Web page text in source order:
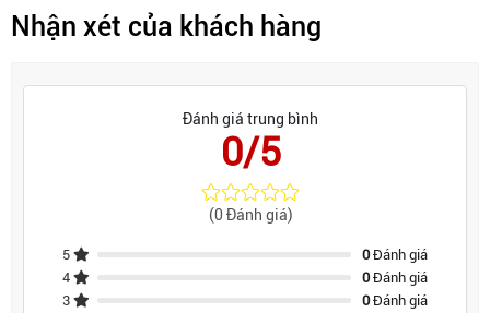
Nhận xét của khách hàng
Đánh giá trung bình
0/5
(0 Đánh giá)
5 0Đánh giá
4
0Đánh giá
3
0Đánh giá